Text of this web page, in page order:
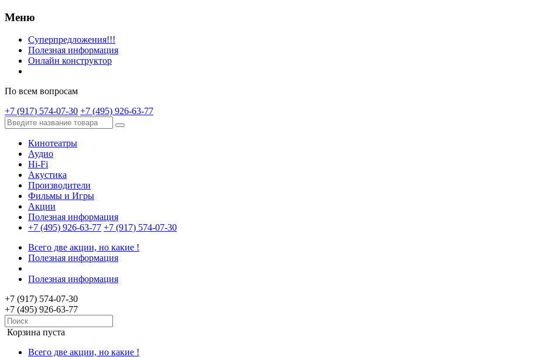
Меню
Суперпредложения!!!
Полезная информация
Онлайн конструктор
По всем вопросам
+7 (917) 574-07-30 +7 (495) 926-63-77
Кинотеатры
Аудио
Hi-Fi
Акустика
Производители
Фильмы и Игры
Акции
Полезная информация
+7 (495) 926-63-77 +7 (917) 574-07-30
Всего две акции, но какие !
Полезная информация
Полезная информация
+7 (917) 574-07-30
+7 (495) 926-63-77
Корзина пуста
Всего две акции, но какие !